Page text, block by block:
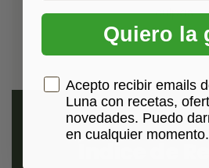
culpas.
Índice de
Quiero la
Casilla Consentimiento
Acepto recibir emails
Luna con recetas,
novedades. Puedo
en cualquier momento.